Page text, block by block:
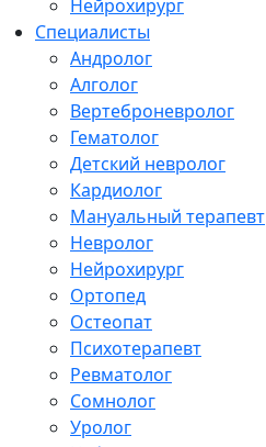
Нейрохирург
Специалисты
Андролог
Алголог
Вертеброневролог
Гематолог
Детский невролог
Кардиолог
Мануальный терапевт
Невролог
Нейрохирург
Ортопед
Остеопат
Психотерапевт
Ревматолог
Сомнолог
Уролог